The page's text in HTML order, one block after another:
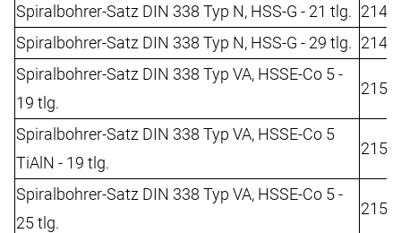
Spiralbohrer-Satz DIN 338 Typ N, HSS-G - 21 tlg.
Spiralbohrer-Satz DIN 338 Typ N, HSS-G - 29 tlg.
Spiralbohrer-Satz DIN 338 Typ VA, HSSE-Co 5 -
19 tlg.
Spiralbohrer-Satz DIN 338 Typ VA, HSSE-Co 5
TiAlN - 19 tlg.
Spiralbohrer-Satz DIN 338 Typ VA, HSSE-Co 5 -
25 tlg.